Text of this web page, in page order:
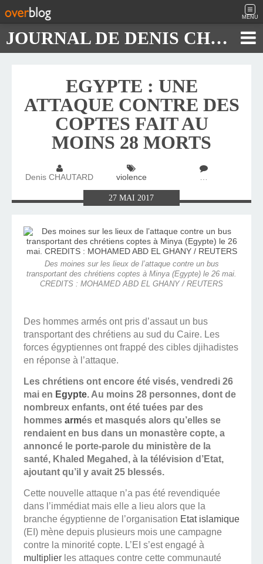
MENU
JOURNAL DE DENIS CHAUTARD
EGYPTE : UNE
ATTAQUE CONTRE DES
COPTES FAIT AU
MOINS 28 MORTS
Denis CHAUTARD violence …
27MAI2017
Des moines sur les lieux de l’attaque contre un bus
transportant des chrétiens coptes à Minya (Egypte) le 26 mai.
CREDITS : MOHAMED ABD EL GHANY / REUTERS
Des hommes armés ont pris d’assaut un bus
transportant des chrétiens au sud du Caire. Les
forces égyptiennes ont frappé des cibles djihadistes
en réponse à l’attaque.
Les chrétiens ont encore été visés, vendredi 26
mai en Egypte. Au moins 28 personnes, dont de
nombreux enfants, ont été tuées par des
hommes armés et masqués alors qu’elles se
rendaient en bus dans un monastère copte, a
annoncé le porte-parole du ministère de la
santé, Khaled Megahed, à la télévision d’Etat,
ajoutant qu’il y avait 25 blessés.
Cette nouvelle attaque n’a pas été revendiquée
dans l’immédiat mais elle a lieu alors que la
branche égyptienne de l’organisation Etat islamique
(EI) mène depuis plusieurs mois une campagne
contre la minorité copte. L’EI s’est engagé à
multiplier les attaques contre cette communauté